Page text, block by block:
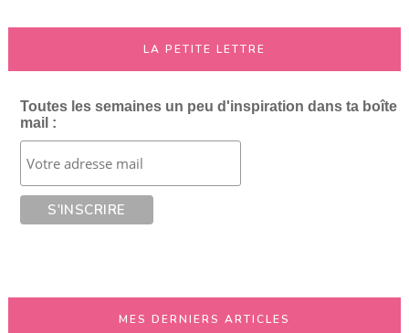
LA PETITE LETTRE
Toutes les semaines un peu d'inspiration dans ta boîte
mail :
MES DERNIERS ARTICLES